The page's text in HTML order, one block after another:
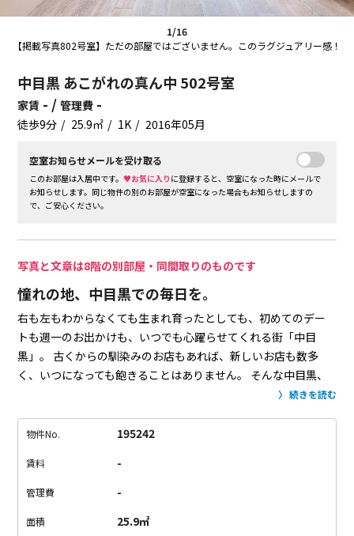
1/16
【掲載写真802号室】ただの部屋ではございません。このラグジュアリー感！
中目黒 あこがれの真ん中 502号室
家賃 - /管理費 -
徒歩9分 25.9㎡ 1K 2016年05月
空室お知らせメールを受け取る
このお部屋は入居中です。♥お気に入り に登録すると、空室になった時にメールで
お知らせします。同じ物件の別のお部屋が空室になった場合もお知らせしますの
で、ご安心ください。
写真と文章は8階の別部屋・同間取りのものです
憧れの地、中目黒での毎日を。
右も左もわからなくても生まれ育ったとしても、初めてのデー
トも週一のお出かけも、いつでも心躍らせてくれる街「中目
黒」。
古くからの馴染みのお店もあれば、新しいお店も数多
く、いつになっても飽きることはありません。
そんな中目黒、
池尻大橋に向かって歩いている途中に、こちらのお部屋があり
いほどの数です…！ スーパーやドンキも道中にあるので、生活
が、ただの1Kではございません。
と声を上げてしまうこのデザイン。
ん。）
床はもちろん、あらゆる扉まで木のぬくもりを再現。
続きを読む
物件No. 195242
賃料 -
管理費 -
面積 25.9㎡